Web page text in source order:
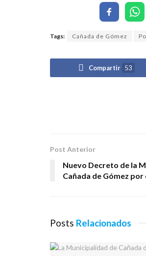
Tags: Cañada de Gómez
Compartir 53
Post Anterior
Nuevo Decreto de la
Cañada de Gómez
Posts Relacionados